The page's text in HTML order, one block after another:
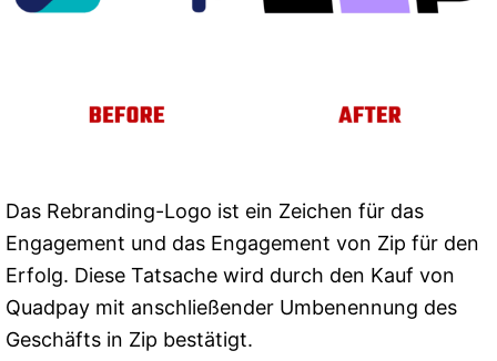
Das Rebranding-Logo ist ein Zeichen für das
Engagement und das Engagement von Zip für den
Erfolg. Diese Tatsache wird durch den Kauf von
Quadpay mit anschließender Umbenennung des
Geschäfts in Zip bestätigt.